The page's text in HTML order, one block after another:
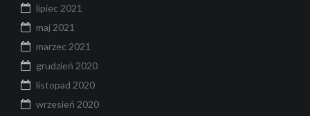
lipiec 2021
maj 2021
marzec 2021
grudzień 2020
listopad 2020
wrzesień 2020